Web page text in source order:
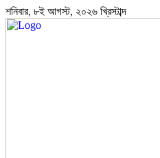
শনিবার, ৮ই আগস্ট, ২০২৬ খ্রিস্টাব্দ